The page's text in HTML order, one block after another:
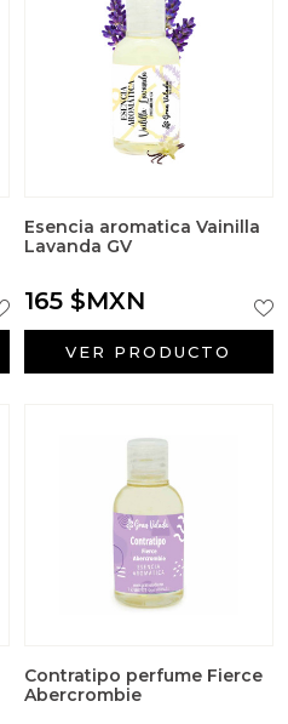
Esencia aromatica Vainilla
Lavanda GV
165 $MXN
VER PRODUCTO
Contratipo perfume Fierce
Abercrombie